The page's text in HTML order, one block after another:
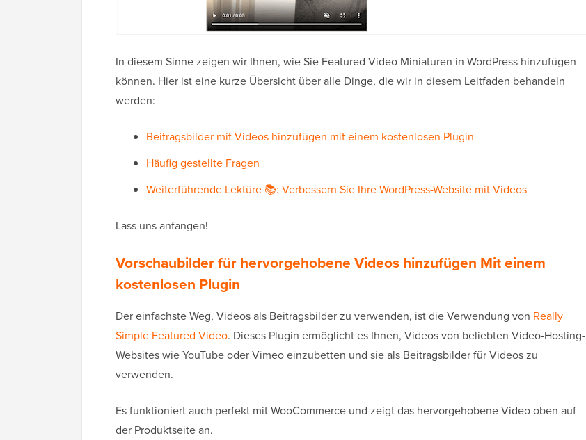
In diesem Sinne zeigen wir Ihnen, wie Sie Featured Video Miniaturen in WordPress hinzufügen
können. Hier ist eine kurze Übersicht über alle Dinge, die wir in diesem Leitfaden behandeln
werden:
Beitragsbilder mit Videos hinzufügen mit einem kostenlosen Plugin
Häufig gestellte Fragen
Weiterführende Lektüre 📚: Verbessern Sie Ihre WordPress-Website mit Videos
Lass uns anfangen!
Vorschaubilder für hervorgehobene Videos hinzufügen Mit einem
kostenlosen Plugin
Der einfachste Weg, Videos als Beitragsbilder zu verwenden, ist die Verwendung von Really
Simple Featured Video. Dieses Plugin ermöglicht es Ihnen, Videos von beliebten Video-Hosting-
Websites wie YouTube oder Vimeo einzubetten und sie als Beitragsbilder für Videos zu
verwenden.
Es funktioniert auch perfekt mit WooCommerce und zeigt das hervorgehobene Video oben auf
der Produktseite an.